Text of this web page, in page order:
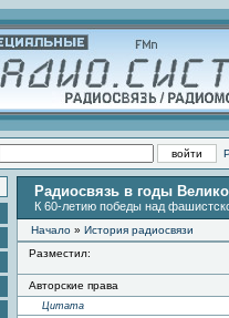
Радиосвязь в годы
К 60-летию победы над
Начало » История радиосвязи
Разместил:
Авторские права
Цитата